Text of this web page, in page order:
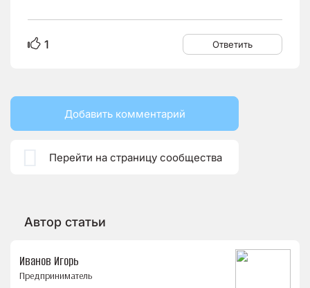
1 Ответить
Добавить комментарий
Перейти на страницу сообщества
Автор статьи
Иванов Игорь
Предприниматель